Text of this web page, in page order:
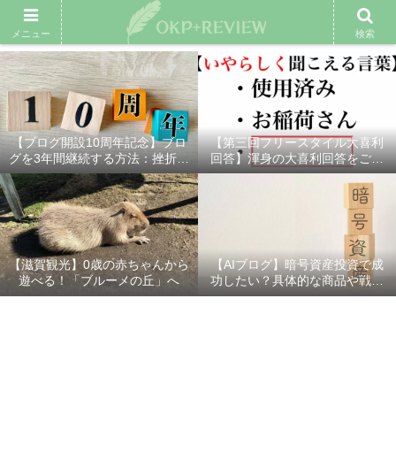
雑記ブログ プロフィール 余興動画 ベスト大喜利 スポ
【ブログ開設10周年記念】ブロ
グを3年間継続する方法：挫折し
ないための7つの秘訣
【第三回フリースタイル大喜利
回答】渾身の大喜利回答をご紹
介！
【滋賀観光】0歳の赤ちゃんから
遊べる！「ブルーメの丘」へ
【AIブログ】暗号資産投資で成
功したい？具体的な商品や戦略
を分かりやすく解説！
メニュー 検索